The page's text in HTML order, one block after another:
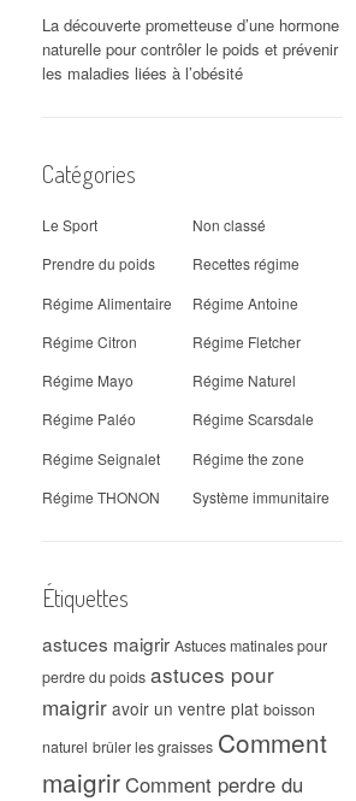
La découverte prometteuse d’une hormone
naturelle pour contrôler le poids et prévenir
les maladies liées à l’obésité
Catégories
Le Sport
Non classé
Prendre du poids
Recettes régime
Régime Alimentaire
Régime Antoine
Régime Citron
Régime Fletcher
Régime Mayo
Régime Naturel
Régime Paléo
Régime Scarsdale
Régime Seignalet
Régime the zone
Régime THONON
Système immunitaire
Étiquettes
astuces maigrir Astuces matinales pour
perdre du poids astuces pour
maigrir avoir un ventre plat boisson
naturel brûler les graisses Comment
maigrirComment perdre du